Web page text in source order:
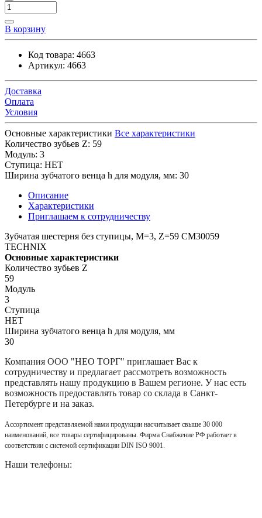
В корзину
Код товара: 4663
Артикул: 4663
Доставка
Оплата
Условия
Основные характеристики Все характеристики
Количество зубьев Z: 59
Модуль: 3
Ступица: НЕТ
Ширина зубчатого венца h для модуля, мм: 30
Описание
Характеристики
Приглашаем к сотрудничеству
Зубчатая шестерня без ступицы, M=3, Z=59 CM30059
TECHNIX
Основные характеристики
Количество зубьев Z
59
Модуль
3
Ступица
НЕТ
Ширина зубчатого венца h для модуля, мм
30
Компания ООО "НЕО ТОРГ" приглашает Вас к
сотрудничеству и предлагает рассмотреть возможность
представлять нашу продукцию в Вашем регионе. У нас есть
возможность предоставлять товар со склада в Санкт-
Петербурге и на заказ.
Ассортимент представляемой нами продукции насчитывает свыше 30 000
наименований, все товары сертифицированы. Фирма Снабжение РФ работает в
соответствии с системой сертификации DIN ISO 9001.
Наши телефоны: